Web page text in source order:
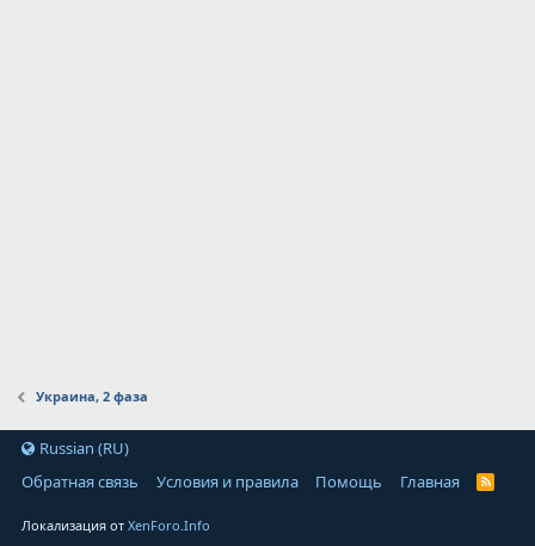
Украина, 2 фаза
Russian (RU)
Обратная связь
Условия и правила Помощь Главная
Локализация отXenForo.Info